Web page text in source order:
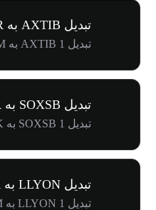
تبدیل AXTIB به IDR
تبدیل 1 AXTIB به Rp1.54M
تبدیل SOXSB به IDR
تبدیل 1 SOXSB به Rp767.68K
تبدیل LLYON به IDR
تبدیل 1 LLYON به Rp21.13M